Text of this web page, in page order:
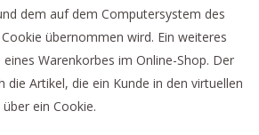
dem auf dem Computersystem des
übernommen wird. Ein weiteres
Warenkorbes im Online-Shop. Der
die Artikel, die ein Kunde in den virtuellen
ein Cookie.